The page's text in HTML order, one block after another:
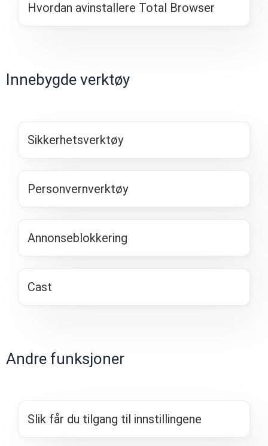
Hvordan avinstallere Total Browser
Innebygde verktøy
Sikkerhetsverktøy
Personvernverktøy
Annonseblokkering
Cast
Andre funksjoner
Slik får du tilgang til innstillingene